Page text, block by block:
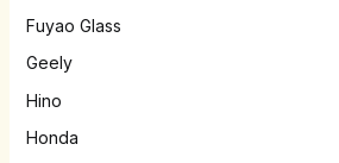
Fuyao Glass
Geely
Hino
Honda